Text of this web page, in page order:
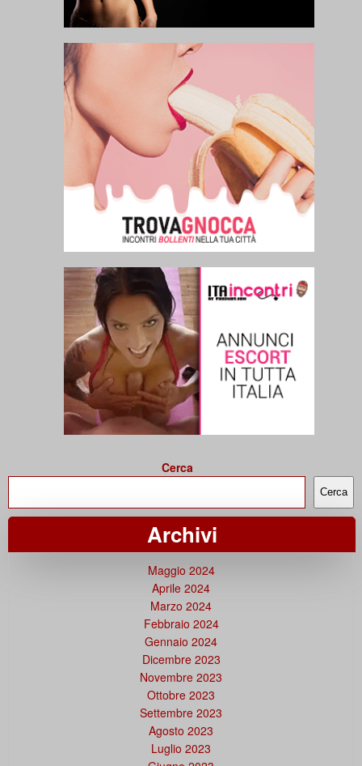
Cerca
Cerca
Archivi
Maggio 2024
Aprile 2024
Marzo 2024
Febbraio 2024
Gennaio 2024
Dicembre 2023
Novembre 2023
Ottobre 2023
Settembre 2023
Agosto 2023
Luglio 2023